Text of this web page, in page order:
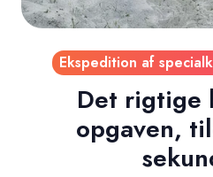
Ekspedition af
Det rigtige
opgaven,